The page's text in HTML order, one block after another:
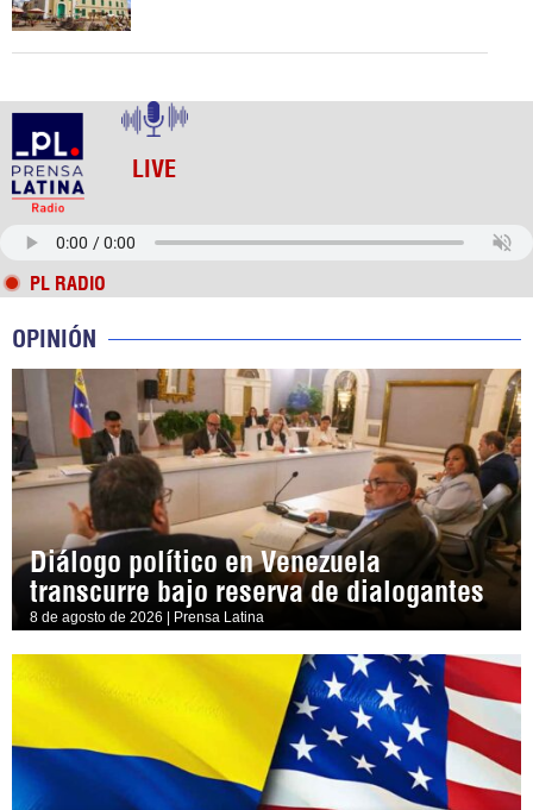
LIVE
PL RADIO
OPINIÓN
Diálogo político en Venezuela
transcurre bajo reserva de dialogantes
8 de agosto de 2026 | Prensa Latina